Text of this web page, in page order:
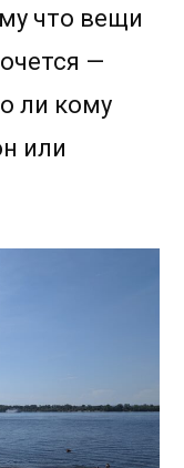
что вещи
—
ли кому
или